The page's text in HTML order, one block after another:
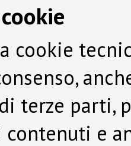
cookie
terze parti,
e